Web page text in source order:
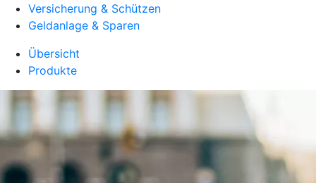
Versicherung & Schützen
Geldanlage & Sparen
Übersicht
Produkte